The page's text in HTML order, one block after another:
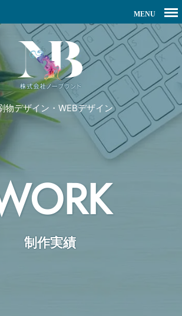
物デザイン・WEBデザイン
制作実績